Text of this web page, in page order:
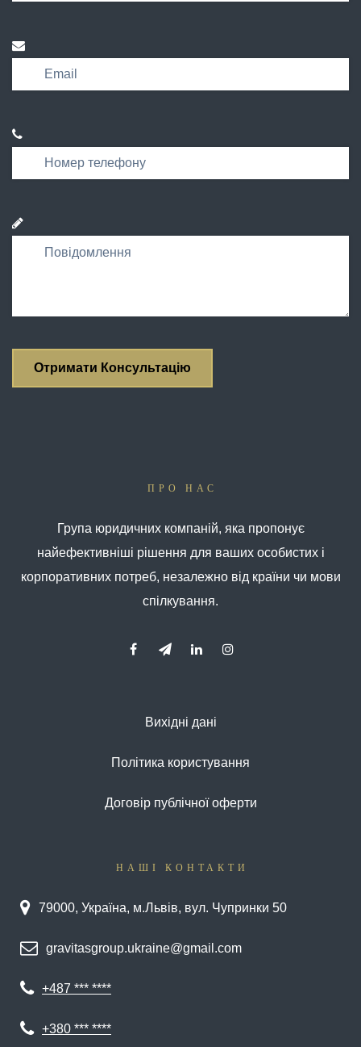
ПРО НАС
Група юридичних компаній, яка пропонує
найефективніші рішення для ваших особистих і
корпоративних потреб, незалежно від країни чи мови
спілкування.
Вихідні дані
Політика користування
Договір публічної оферти
НАШІ КОНТАКТИ
79000, Україна, м.Львів, вул. Чупринки 50
gravitasgroup.ukraine@gmail.com
+487 *** ****
+380 *** ****